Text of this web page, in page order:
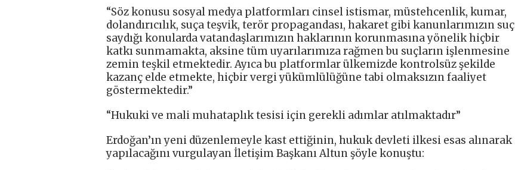
“Söz konusu sosyal medya platformları cinsel istismar, müstehcenlik, kumar,
dolandırıcılık, suça teşvik, terör propagandası, hakaret gibi kanunlarımızın suç
saydığı konularda vatandaşlarımızın haklarının korunmasına yönelik hiçbir
katkı sunmamakta, aksine tüm uyarılarımıza rağmen bu suçların işlenmesine
zemin teşkil etmektedir. Ayıca bu platformlar ülkemizde kontrolsüz şekilde
kazanç elde etmekte, hiçbir vergi yükümlülüğüne tabi olmaksızın faaliyet
göstermektedir.”
“Hukuki ve mali muhataplık tesisi için gerekli adımlar atılmaktadır”
Erdoğan’ın yeni düzenlemeyle kast ettiğinin, hukuk devleti ilkesi esas alınarak
yapılacağını vurgulayan İletişim Başkanı Altun şöyle konuştu: